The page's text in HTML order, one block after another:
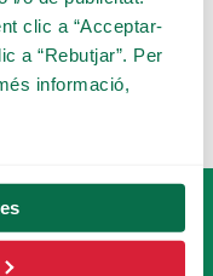
clic a “Acceptar-
a “Rebutjar”. Per
informació,